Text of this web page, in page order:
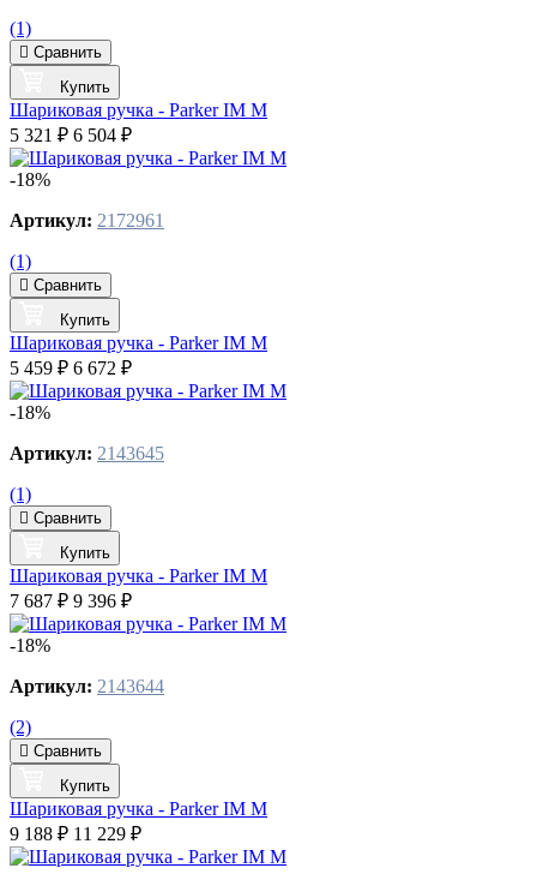
(1)
Сравнить
Купить
Шариковая ручка - Parker IM M
5 321 ₽ 6 504 ₽
-18%
Артикул: 2172961
(1)
Сравнить
Купить
Шариковая ручка - Parker IM M
5 459 ₽ 6 672 ₽
-18%
Артикул: 2143645
(1)
Сравнить
Купить
Шариковая ручка - Parker IM M
7 687 ₽ 9 396 ₽
-18%
Артикул: 2143644
(2)
Сравнить
Купить
Шариковая ручка - Parker IM M
9 188 ₽ 11 229 ₽